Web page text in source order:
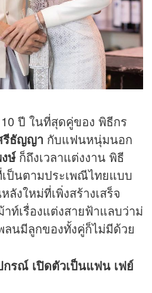
ปี ในที่สุดคู่ของ พิธีกร
รีธัญญา กับแฟนหนุ่มนอก
ษ์ก็ถึงเวลาแต่งงาน พิธี
ป็นตามประเพณีไทยแบบ
งใหม่ที่เพิ่งสร้างเสร็จ
าท์เรื่องแต่งสายฟ้าแลบว่าม่
นมีลูกของทั้งคู่ก็ไม่มีด้วย
รณ์ เปิดตัวเป็นแฟน เฟย์